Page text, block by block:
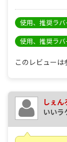
使用、推奨ラバ
使用、推奨ラバ
このレビューは
しぇん
いいラ